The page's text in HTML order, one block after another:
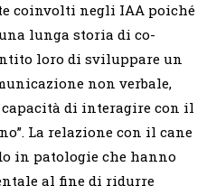
coinvolti negli IAA poiché
lunga storia di co-
loro di sviluppare un
non verbale,
capacità di interagire con il
La relazione con il cane
in patologie che hanno
al fine di ridurre